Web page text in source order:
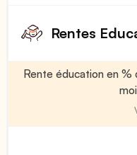
Rentes
Rente éducation en %